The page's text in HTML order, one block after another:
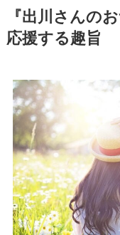
『出川さんの
応援する趣旨